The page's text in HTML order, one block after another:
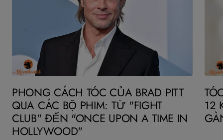
PHONG CÁCH TÓC CỦA BRAD PITT
QUA CÁC BỘ PHIM: TỪ "FIGHT
CLUB" ĐẾN "ONCE UPON A TIME IN
HOLLYWOOD"
12